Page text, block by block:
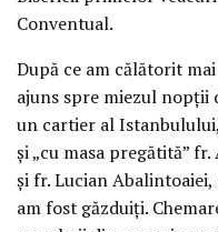
Conventual.
După ce am călătorit
ajuns spre miezul nopții
un cartier al
și „cu masa pregătită”
și fr. Lucian
am fost găzduiți.